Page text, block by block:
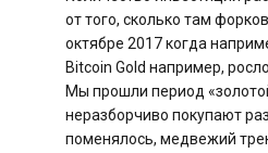
от того, сколько там
октябре 2017 когда
Bitcoin Gold например,
Мы прошли период
неразборчиво покупают
поменялось, медвежий